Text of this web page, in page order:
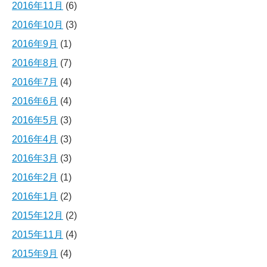
2016年11月 (6)
2016年10月 (3)
2016年9月 (1)
2016年8月 (7)
2016年7月 (4)
2016年6月 (4)
2016年5月 (3)
2016年4月 (3)
2016年3月 (3)
2016年2月 (1)
2016年1月 (2)
2015年12月 (2)
2015年11月 (4)
2015年9月 (4)